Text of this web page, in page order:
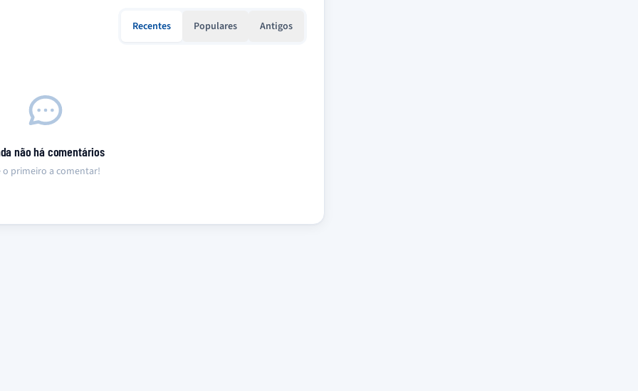
Recentes Populares Antigos
não há comentários
o primeiro a comentar!